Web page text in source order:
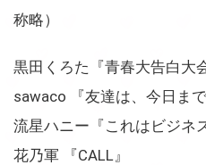
称略）
黒田くろた『青春大告白大
sawaco 『友達は、今日まで
流星ハニー『これはビジネ
花乃軍 『CALL』